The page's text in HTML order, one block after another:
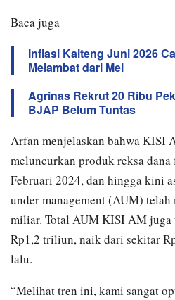
Baca juga
Inflasi Kalteng Juni 2026
Melambat dari Mei
Agrinas Rekrut 20 Ribu
BJAP Belum Tuntas
Arfan menjelaskan bahwa KISI
meluncurkan produk reksa
Februari 2024, dan hingga kini
under management (AUM)
miliar. Total AUM KISI AM juga
Rp1,2 triliun, naik dari sekitar
lalu.
“Melihat tren ini, kami sangat